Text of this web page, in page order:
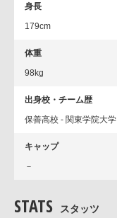
身長
179cm
体重
98kg
出身校・チーム歴
保善高校 - 関東学院大学
キャップ
－
STATS スタッツ